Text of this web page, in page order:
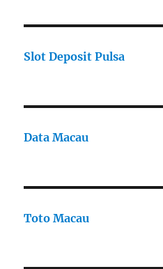
Slot Deposit Pulsa
Data Macau
Toto Macau